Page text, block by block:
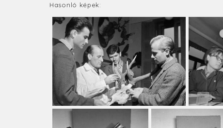
Hasonló képek: